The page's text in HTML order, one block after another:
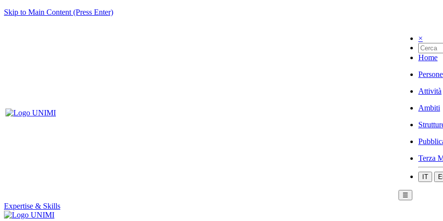
Skip to Main Content (Press Enter)
×
Home
Persone
Attività
Ambiti
Terza
IT
☰
Expertise & Skills